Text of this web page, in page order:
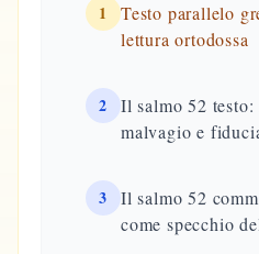
1
Testo parallelo
lettura ortodossa
2
Il salmo 52
malvagio e
3
Il salmo 52
come specchio